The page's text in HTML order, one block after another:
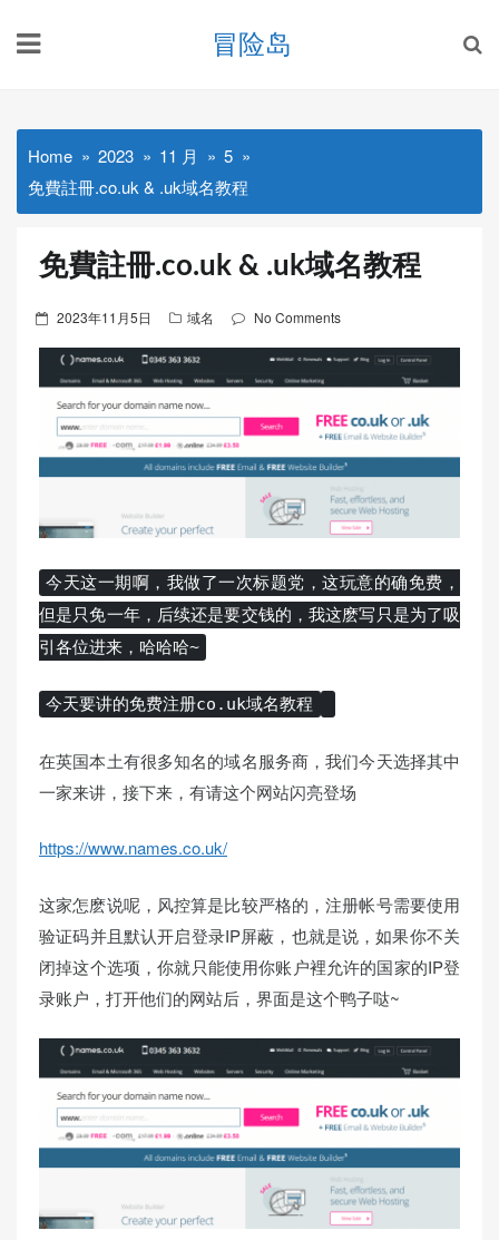
冒险岛
Home 2023 11 月
5
免費註冊.co.uk & .uk域名教程
免費註冊.co.uk & .uk域名教程
Posted
2023年11月5日 域名 No Comments
今天这一期啊，我做了一次标题党，这玩意的确免费，
但是只免一年，后续还是要交钱的，我这麽写只是为了吸
引各位进来，哈哈哈~
今天要讲的免费注册co. uk域名教程
在英国本土有很多知名的域名服务商，我们今天选择其中
一家来讲，接下来，有请这个网站闪亮登场
https://www.names.co.uk/
这家怎麽说呢，风控算是比较严格的，注册帐号需要使用
验证码并且默认开启登录IP屏蔽，也就是说，如果你不关
闭掉这个选项，你就只能使用你账户裡允许的国家的IP登
录账户，打开他们的网站后，界面是这个鸭子哒~